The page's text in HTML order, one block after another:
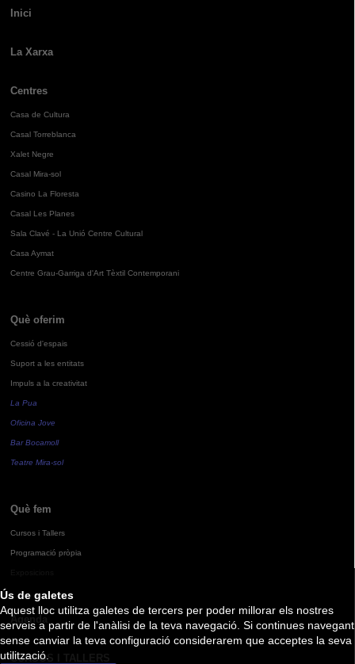
Ús de galetes
Aquest lloc utilitza galetes de tercers per poder millorar els nostres
serveis a partir de l'anàlisi de la teva navegació. Si continues navegant
sense canviar la teva configuració considerarem que acceptes la seva
utilització.
Inici
La Xarxa
Centres
Casa de Cultura
Casal Torreblanca
Xalet Negre
Casal Mira-sol
Casino La Floresta
Casal Les Planes
Sala Clavé - La Unió Centre Cultural
Casa Aymat
Centre Grau-Garriga d'Art Tèxtil Contemporani
Què oferim
Cessió d'espais
Suport a les entitats
Impuls a la creativitat
La Pua
Oficina Jove
Bar Bocamoll
Teatre Mira-sol
Què fem
Cursos i Tallers
Programació pròpia
Agenda
CURSOS I TALLERS